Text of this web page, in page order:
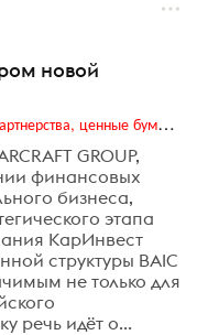
новой
Бизнес (тендеры, слияния, поглощения, партнерства, ценные бумаги, акционеры, финансы и отчетность)
GROUP,
финансовых
бизнеса,
этапа
КарИнвест
структуры BAIC
не только для
речь идёт о...